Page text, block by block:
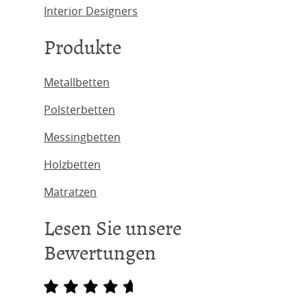
Interior Designers
Produkte
Metallbetten
Polsterbetten
Messingbetten
Holzbetten
Matratzen
Lesen Sie unsere
Bewertungen